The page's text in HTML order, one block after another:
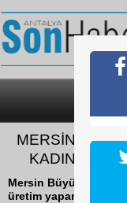
MERSİN
KADINLARI
Mersin Büyükşehir
üretim yapan